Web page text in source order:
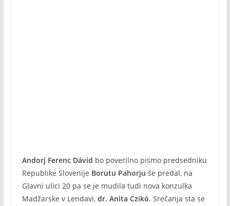
Andorj Ferenc Dávid bo poverilno pismo predsedniku
Republike Slovenije Borutu Pahorju še predal, na
Glavni ulici 20 pa se je mudila tudi nova konzulka
Madžarske v Lendavi, dr. Anita Czikó. Srečanja sta se